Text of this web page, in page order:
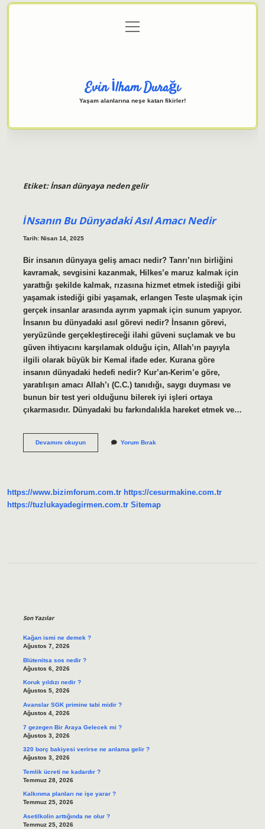
Gizlilik Politikası
menüyü
aç
Evin İlham Durağı
Yaşam alanlarına neşe katan fikirler!
Etiket:İnsan dünyaya neden gelir
İNsanın Bu Dünyadaki Asıl Amacı Nedir
Tarih: Nisan 14, 2025
Bir insanın dünyaya geliş amacı nedir? Tanrı’nın birliğini
kavramak, sevgisini kazanmak, Hilkes’e maruz kalmak için
yarattığı şekilde kalmak, rızasına hizmet etmek istediği gibi
yaşamak istediği gibi yaşamak, erlangen Teste ulaşmak için
gerçek insanlar arasında ayrım yapmak için sunum yapıyor.
İnsanın bu dünyadaki asıl görevi nedir? İnsanın görevi,
yeryüzünde gerçekleştireceği ilahi güveni suçlamak ve bu
güven ihtiyacını karşılamak olduğu için, Allah’ın payıyla
ilgili olarak büyük bir Kemal ifade eder. Kurana göre
insanın dünyadaki hedefi nedir? Kur’an-Kerim’e göre,
yaratılışın amacı Allah’ı (C.C.) tanıdığı, saygı duyması ve
bunun bir test yeri olduğunu bilerek iyi işleri ortaya
çıkarmasıdır. Dünyadaki bu farkındalıkla hareket etmek ve…
Devamını okuyunİNsanın
Yorum Bırak
https://www.bizimforum.com.tr https://cesurmakine.com.tr
https://tuzlukayadegirmen.com.tr Sitemap
Son Yazılar
Kağan ismi ne demek ?
Ağustos 7, 2026
Blütenitsa sos nedir ?
Ağustos 6, 2026
Koruk yıldızı nedir ?
Ağustos 5, 2026
Avanslar SGK primine tabi midir ?
Ağustos 4, 2026
7 gezegen Bir Araya Gelecek mi ?
Ağustos 3, 2026
320 borç bakiyesi verirse ne anlama gelir ?
Ağustos 3, 2026
Temlik ücreti ne kadardır ?
Temmuz 28, 2026
Kalkınma planları ne işe yarar ?
Temmuz 25, 2026
Asetilkolin arttığında ne olur ?
Temmuz 25, 2026